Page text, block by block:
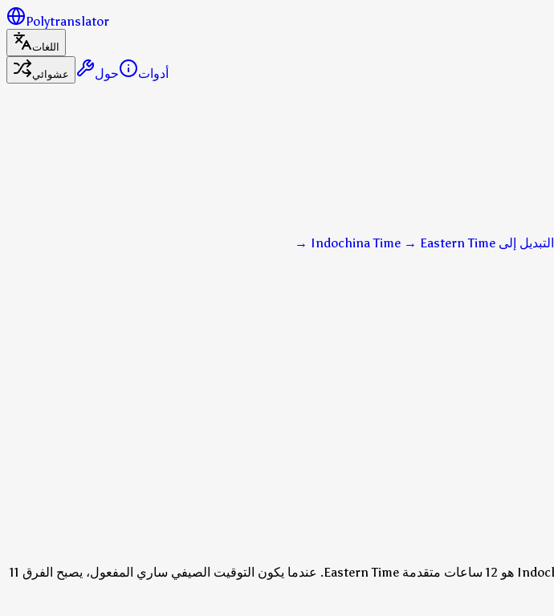
Polytranslator
اللغات
عشوائي
أدوات
حول
التبديل إلى Indochina Time → Eastern Time →
عندما يكون التوقيت الصيفي ساري المفعول، يصبح الفرق 11